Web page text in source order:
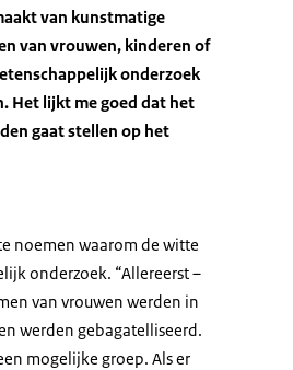
van kunstmatige
van vrouwen, kinderen of
onderzoek
Het lijkt me goed dat het
gaat stellen op het
noemen waarom de witte
onderzoek. “Allereerst –
van vrouwen werden in
werden gebagatelliseerd.
mogelijke groep. Als er